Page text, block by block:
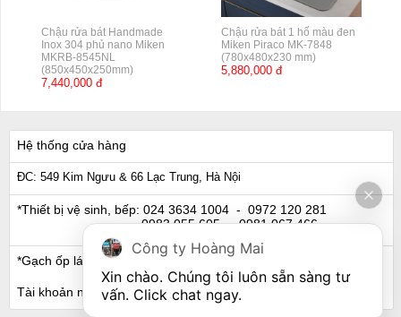
Chậu rửa bát Handmade
Inox 304 phủ nano Miken
MKRB-8545NL
(850x450x250mm)
7,440,000 đ
Chậu rửa bát 1 hố màu đen
Miken Piraco MK-7848
(780x480x230 mm)
5,880,000 đ
Hệ thống cửa hàng
ĐC: 549 Kim Ngưu & 66 Lạc Trung, Hà Nội
*Thiết bị vệ sinh, bếp: 024 3634 1004 - 0972 120 281
0983 055 605- 0981 067 466
*Gạch ốp lát, Ngói: 024 3632 0280 - 0911 441 066
Tài khoản ngân hàng
Công ty Hoàng Mai
Xin chào. Chúng tôi luôn sẵn sàng tư
vấn. Click chat ngay.